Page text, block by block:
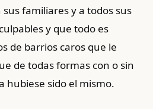
familiares y a todos sus
y que todo es
de barrios caros que le
de todas formas con o sin
hubiese sido el mismo.